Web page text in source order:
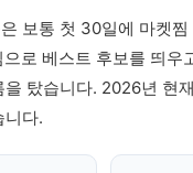
보통 첫 30일에 마켓찜
로 베스트 후보를 띄우
을 탔습니다. 2026년 현
니다.